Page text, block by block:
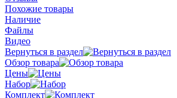
Похожие товары
Наличие
Файлы
Видео
Вернуться в раздел
Обзор товара
Цены
Набор
Комплект